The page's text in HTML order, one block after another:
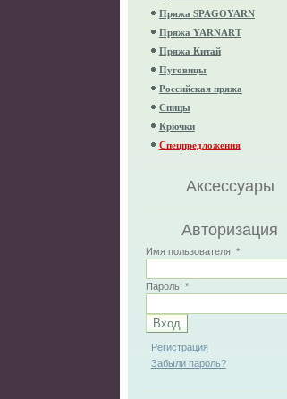
Пряжа SPAGOYARN
Пряжа YARNART
Пряжа Китай
Пуговицы
Российская пряжа
Спицы
Крючки
Спецпредложения
Аксессуары
Авторизация
Имя пользователя:*
Пароль:*
Регистрация
Забыли пароль?